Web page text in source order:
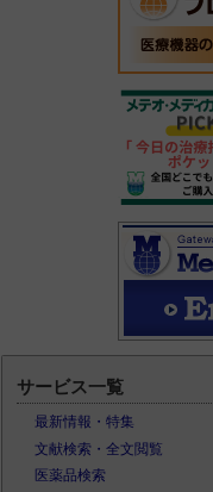
サービス一覧
最新情報・特集
文献検索・全文閲覧
医薬品検索